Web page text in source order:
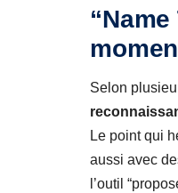
Selon
Le point qui
aussi avec
l’outil